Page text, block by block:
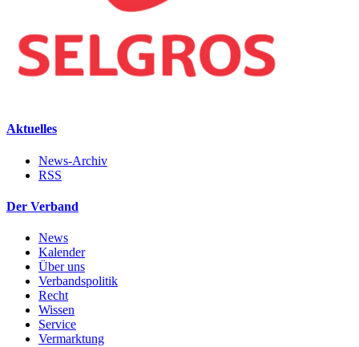
Aktuelles
News-Archiv
RSS
Der Verband
News
Kalender
Über uns
Verbandspolitik
Recht
Wissen
Service
Vermarktung